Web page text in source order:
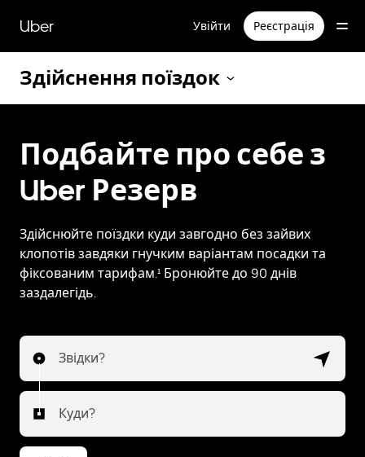
основного
вмісту
Uber Увійти Реєстрація
Здійснення поїздок
Подбайте про себе з
Uber Резерв
Здійснюйте поїздки куди завгодно без зайвих
клопотів завдяки гнучким варіантам посадки та
фіксованим тарифам.¹ Бронюйте до 90 днів
заздалегідь.
Звідки?
Куди?